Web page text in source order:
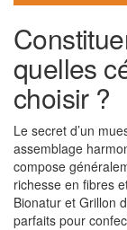
quelles
choisir ?
Le secret d’un
assemblage
compose
richesse en fibres
Bionatur et Grillon
parfaits pour